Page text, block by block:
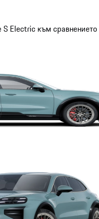
S Electric към сравнението